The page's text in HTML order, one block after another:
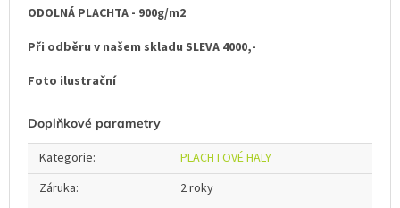
ODOLNÁ PLACHTA - 900g/m2
Při odběru v našem skladu SLEVA 4000,-
Foto ilustrační
Doplňkové parametry
Kategorie:
PLACHTOVÉ HALY
Záruka:
2 roky